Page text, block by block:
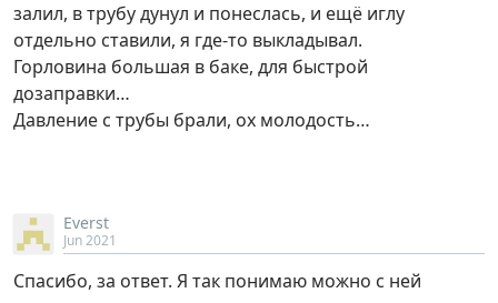
залил, в трубу дунул и понеслась, и ещё иглу
отдельно ставили, я где-то выкладывал.
Горловина большая в баке, для быстрой
дозаправки…
Давление с трубы брали, ох молодость…
Everst
Jun 2021
Спасибо, за ответ. Я так понимаю можно с ней